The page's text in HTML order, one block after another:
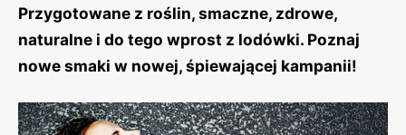
Przygotowane z roślin, smaczne, zdrowe,
naturalne i do tego wprost z lodówki. Poznaj
nowe smaki w nowej, śpiewającej kampanii!